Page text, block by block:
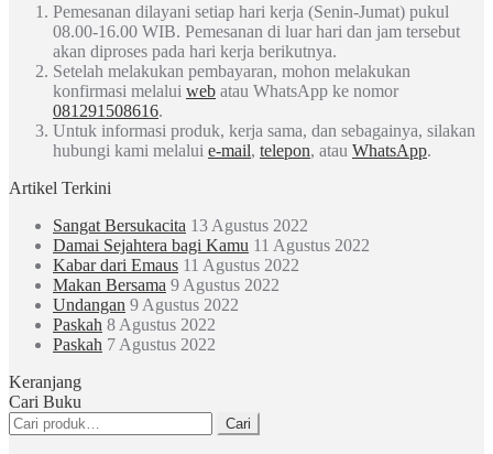
Pemesanan dilayani setiap hari kerja (Senin-Jumat) pukul
08.00-16.00 WIB. Pemesanan di luar hari dan jam tersebut
akan diproses pada hari kerja berikutnya.
Setelah melakukan pembayaran, mohon melakukan
konfirmasi melalui web atau WhatsApp ke nomor
081291508616.
Untuk informasi produk, kerja sama, dan sebagainya, silakan
hubungi kami melalui e-mail, telepon, atau WhatsApp.
Artikel Terkini
Sangat Bersukacita 13 Agustus 2022
Damai Sejahtera bagi Kamu 11 Agustus 2022
Kabar dari Emaus 11 Agustus 2022
Makan Bersama 9 Agustus 2022
Undangan 9 Agustus 2022
Paskah 8 Agustus 2022
Paskah 7 Agustus 2022
Keranjang
Cari Buku
Pencarian
untuk:
Cari